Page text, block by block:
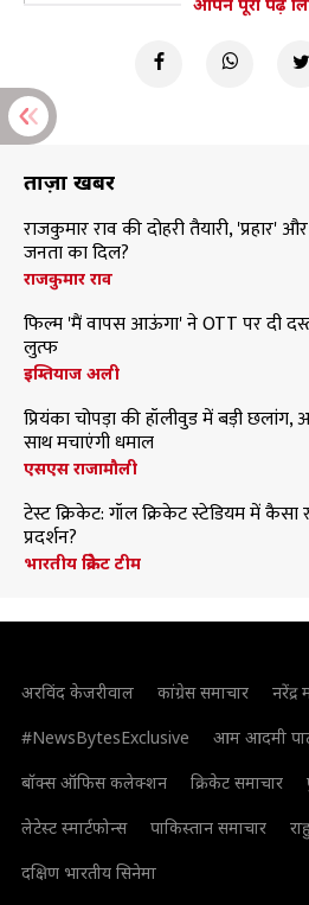
ताज़ा खबरें
राजकुमार राव की दोहरी तैयारी,
जनता का दिल?
राजकुमार राव
फिल्म 'मैं वापस आऊंगा' ने OTT पर दी
लुत्फ
इम्तियाज अली
प्रियंका चोपड़ा की हॉलीवुड में बड़ी
साथ मचाएंगी धमाल
एसएस राजामौली
टेस्ट क्रिकेट: गॉल क्रिकेट स्टेडियम में कैसा
प्रदर्शन?
भारतीय क्रिकेट टीम
अरविंद केजरीवाल कांग्रेस समाचार नरेंद्र
#NewsBytesExclusive
आम आदमी
बॉक्स ऑफिस कलेक्शन
क्रिकेट समाचार
लेटेस्ट स्मार्टफोन्स
पाकिस्तान समाचार
दक्षिण भारतीय सिनेमा